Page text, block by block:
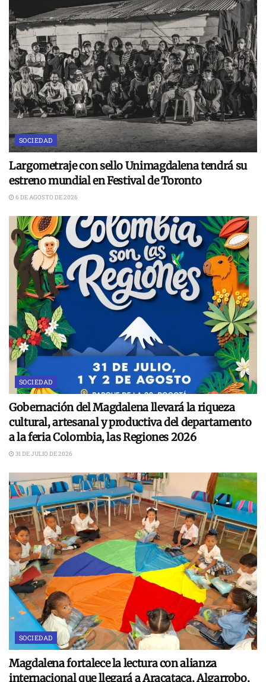
SOCIEDAD
Largometraje con sello Unimagdalena tendrá su
estreno mundial en Festival de Toronto
6 DE AGOSTO DE 2026
SOCIEDAD
Gobernación del Magdalena llevará la riqueza
cultural, artesanal y productiva del departamento
a la feria Colombia, las Regiones 2026
31 DE JULIO DE 2026
SOCIEDAD
Magdalena fortalece la lectura con alianza
internacional que llegará a Aracataca, Algarrobo,